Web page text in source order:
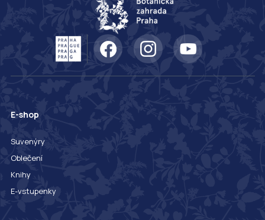
E-shop
Suvenýry
Oblečení
Knihy
E-vstupenky